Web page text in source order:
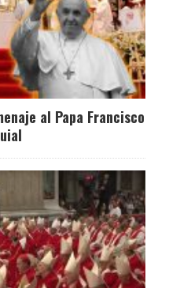
al Papa Francisco